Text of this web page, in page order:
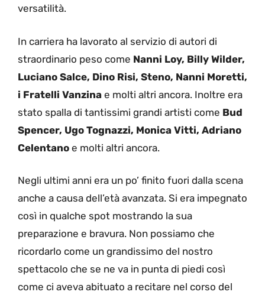
versatilità.
In carriera ha lavorato al servizio di autori di
straordinario peso come Nanni Loy, Billy Wilder,
Luciano Salce, Dino Risi, Steno, Nanni Moretti,
i Fratelli Vanzina e molti altri ancora. Inoltre era
stato spalla di tantissimi grandi artisti come Bud
Spencer, Ugo Tognazzi, Monica Vitti, Adriano
Celentano e molti altri ancora.
Negli ultimi anni era un po’ finito fuori dalla scena
anche a causa dell’età avanzata. Si era impegnato
così in qualche spot mostrando la sua
preparazione e bravura. Non possiamo che
ricordarlo come un grandissimo del nostro
spettacolo che se ne va in punta di piedi così
come ci aveva abituato a recitare nel corso del